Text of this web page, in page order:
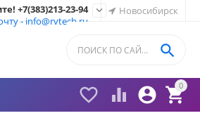
Новосибирск
+7(383)213-23-94
- info@rvtech.ru

0


 
